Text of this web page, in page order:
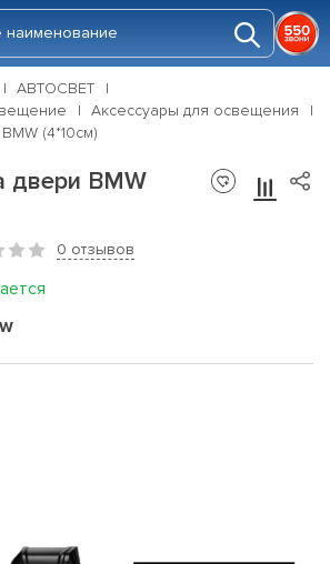
АВТОСВЕТ
Аксессуары для освещения
(4*10см)
двери BMW
0 отзывов